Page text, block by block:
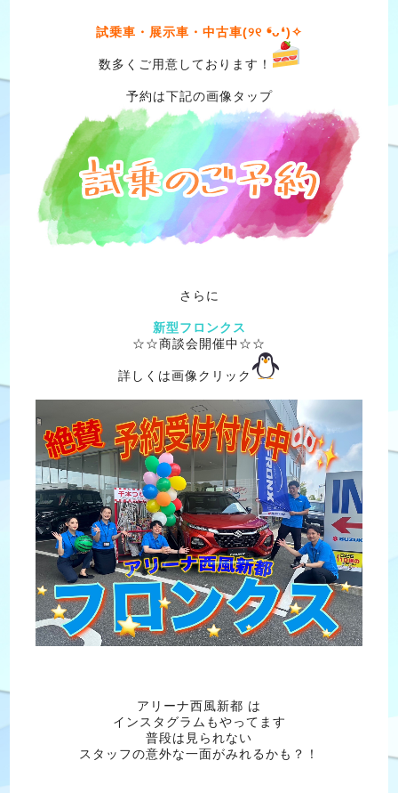
試乗車・展示車・中古車(୨୧ ❛ᴗ❛)✧
数多くご用意しております！
予約は下記の画像タップ
さらに
新型フロンクス
☆☆商談会開催中☆☆
詳しくは画像クリック
アリーナ西風新都 は
インスタグラムもやってます
普段は見られない
スタッフの意外な一面がみれるかも？！